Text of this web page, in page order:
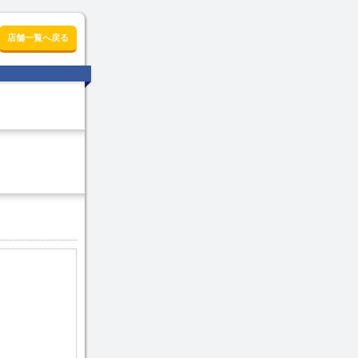
店舗一覧へ戻る